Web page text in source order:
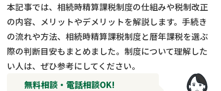
本記事では、相続時精算課税制度の仕組みや税制改正
の内容、メリットやデメリットを解説します。手続き
の流れや方法、相続時精算課税制度と暦年課税を選ぶ
際の判断目安もまとめました。制度について理解した
い人は、ぜひ参考にしてください。
無料相談・電話相談OK!